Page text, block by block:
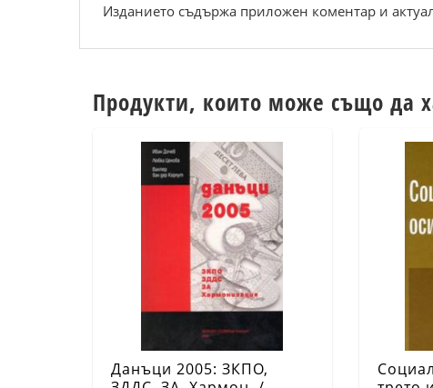
Изданието съдържа приложен коментар и
Продукти, които може също да
Данъци 2005: ЗКПО,